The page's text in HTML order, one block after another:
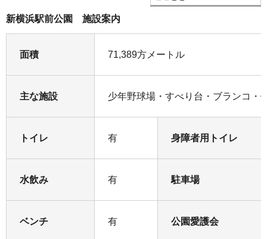
新横浜駅前公園 施設案内
面積 71,389方メートル
主な施設 少年野球場・すべり台・ブランコ・
トイレ 有 身障者用トイレ
水飲み 有 駐車場
ベンチ 有 公園愛護会